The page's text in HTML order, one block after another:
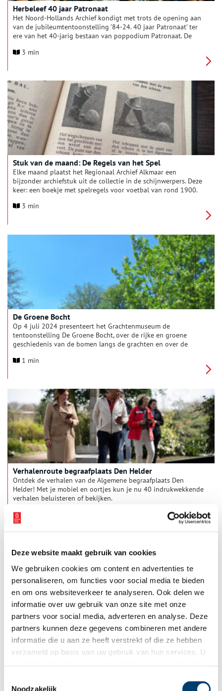
Deze website maakt gebruik van cookies
We gebruiken cookies om content en advertenties te
personaliseren, om functies voor social media te bieden
en om ons websiteverkeer te analyseren. Ook delen we
informatie over uw gebruik van onze site met onze
partners voor social media, adverteren en analyse. Deze
partners kunnen deze gegevens combineren met andere
informatie die u aan ze heeft verstrekt of die ze hebben
verzameld op basis van uw gebruik van hun services. U
Noodzakelijk
Herbeleef 40 jaar Patronaat
Het Noord-Hollands Archief kondigt met trots de opening aan
van de jubileumtentoonstelling ’84-24. 40 jaar Patronaat’ ter
ere van het 40-jarig bestaan van poppodium Patronaat. De
vanaf 5 juli gratis te bezoeken.
3 min
Stuk van de maand: De Regels van het Spel
Elke maand plaatst het Regionaal Archief Alkmaar een
bijzonder archiefstuk uit de collectie in de schijnwerpers. Deze
keer: een boekje met spelregels voor voetbal van rond 1900.
3 min
De Groene Bocht
Op 4 juli 2024 presenteert het Grachtenmuseum de
tentoonstelling De Groene Bocht, over de rijke en groene
geschiedenis van de bomen langs de grachten en over de
de Ruijter, Bert Barten en Jasper Riehms (That Weird Plant Guy).
1 min
Verhalenroute begraafplaats Den Helder
Ontdek de verhalen van de Algemene begraafplaats Den
Helder! Met je mobiel en oortjes kun je nu 40 indrukwekkende
verhalen beluisteren of bekijken.
‘Tijdreizen’ toont uniek beeldmateriaal van het oude
Dolhuys
In 2025 bestaat Museum van de Geest 20 jaar. Ter gelegenheid
van het aankomende jubileum toont Museum van de Geest
afbeeldingen van het historische gebouw. De beelden zijn